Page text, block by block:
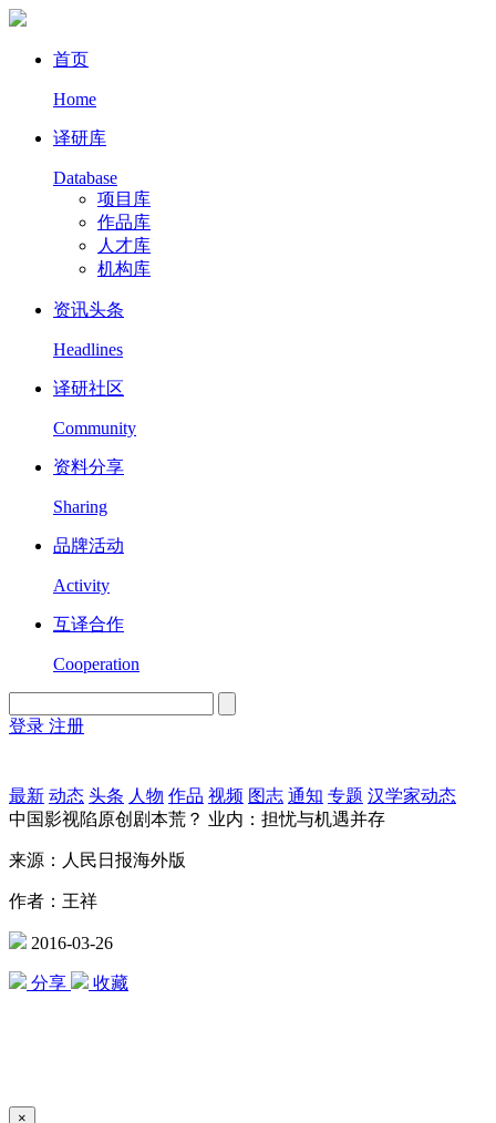
首页
Home
译研库
Database
项目库
作品库
人才库
机构库
资讯头条
Headlines
译研社区
Community
资料分享
Sharing
品牌活动
Activity
互译合作
Cooperation
登录 注册
最新 动态 头条 人物 作品 视频 图志 通知 专题 汉学家动态
中国影视陷原创剧本荒？ 业内：担忧与机遇并存
来源：人民日报海外版
作者：王祥
2016-03-26
分享 收藏
×